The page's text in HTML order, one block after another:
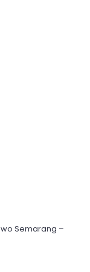
Semarang –